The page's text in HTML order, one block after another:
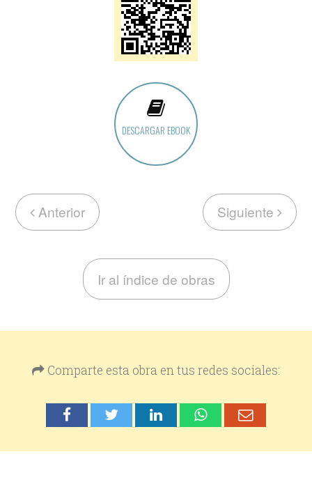
DESCARGAR EBOOK
Anterior Siguiente
Ir al índice de obras
Comparte esta obra en tus redes sociales: